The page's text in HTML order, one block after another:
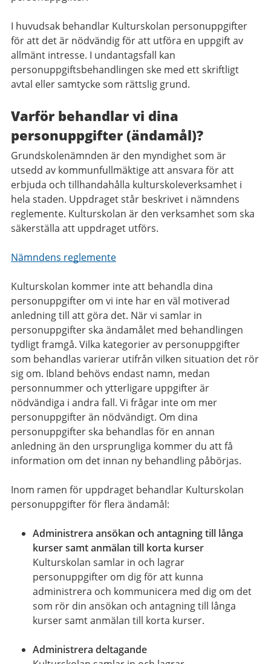
I huvudsak behandlar Kulturskolan personuppgifter
för att det är nödvändig för att utföra en uppgift av
allmänt intresse. I undantagsfall kan
personuppgiftsbehandlingen ske med ett skriftligt
avtal eller samtycke som rättslig grund.
Varför behandlar vi dina
personuppgifter (ändamål)?
Grundskolenämnden är den myndighet som är
utsedd av kommunfullmäktige att ansvara för att
erbjuda och tillhandahålla kulturskoleverksamhet i
hela staden. Uppdraget står beskrivet i nämndens
reglemente. Kulturskolan är den verksamhet som ska
säkerställa att uppdraget utförs.
Nämndens reglemente
Kulturskolan kommer inte att behandla dina
personuppgifter om vi inte har en väl motiverad
anledning till att göra det. När vi samlar in
personuppgifter ska ändamålet med behandlingen
tydligt framgå. Vilka kategorier av personuppgifter
som behandlas varierar utifrån vilken situation det rör
sig om. Ibland behövs endast namn, medan
personnummer och ytterligare uppgifter är
nödvändiga i andra fall. Vi frågar inte om mer
personuppgifter än nödvändigt. Om dina
personuppgifter ska behandlas för en annan
anledning än den ursprungliga kommer du att få
information om det innan ny behandling påbörjas.
Inom ramen för uppdraget behandlar Kulturskolan
personuppgifter för flera ändamål:
Administrera ansökan och antagning till långa
kurser samt anmälan till korta kurser
Kulturskolan samlar in och lagrar
personuppgifter om dig för att kunna
administrera och kommunicera med dig om det
som rör din ansökan och antagning till långa
kurser samt anmälan till korta kurser.
Administrera deltagande